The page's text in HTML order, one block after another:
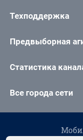
Техподдержка
Предвыборная
Статистика
Все города сети